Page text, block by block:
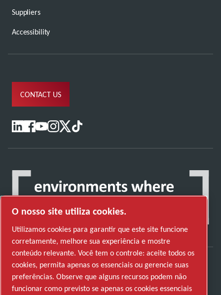
Suppliers
Accessibility
CONTACT US
Descubra como o Atlas Copco Group permite
uma tecnologia que transforma o futuro.
O nosso site utiliza cookies.
Utilizamos cookies para garantir que este site funcione
corretamente, melhore sua experiência e mostre
conteúdo relevante. Você tem o controle: aceite todos os
cookies, permita apenas os essenciais ou gerencie suas
preferências. Observe que alguns recursos podem não
funcionar como previsto se apenas os cookies essenciais